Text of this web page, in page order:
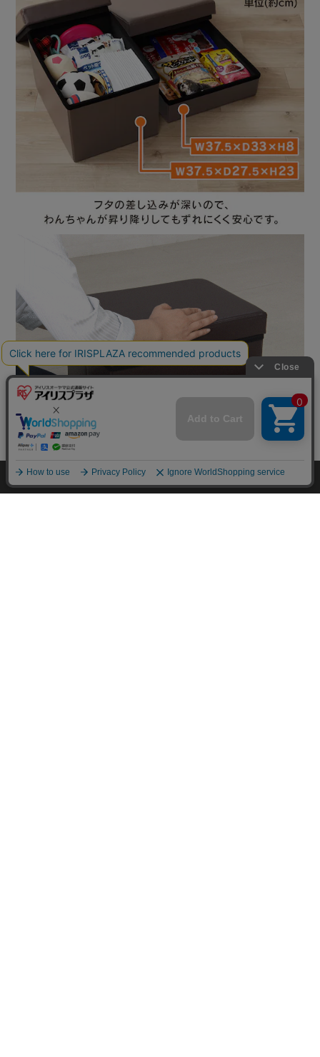
在庫切れ mail_outline入荷したらメールでお知らせ
HOME 探す ログイン お気に入り お知らせ